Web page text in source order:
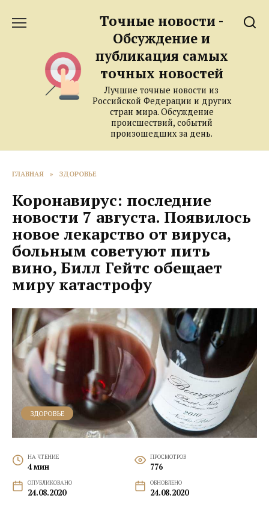
Точные новости -
Обсуждение и
публикация самых
точных новостей
Лучшие точные новости из
Российской Федерации и других
стран мира. Обсуждение
происшествий, событий
произошедших за день.
ГЛАВНАЯ » ЗДОРОВЬЕ
Коронавирус: последние
новости 7 августа. Появилось
новое лекарство от вируса,
больным советуют пить
вино, Билл Гейтс обещает
миру катастрофу
ЗДОРОВЬЕ
НА ЧТЕНИЕ
4 мин
ПРОСМОТРОВ
776
ОПУБЛИКОВАНО
24.08.2020
ОБНОВЛЕНО
24.08.2020